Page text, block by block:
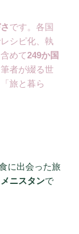
です。各国
シピ化、執
めて249か国
者が綴る世
旅と暮ら
に出会った旅
メニスタンで